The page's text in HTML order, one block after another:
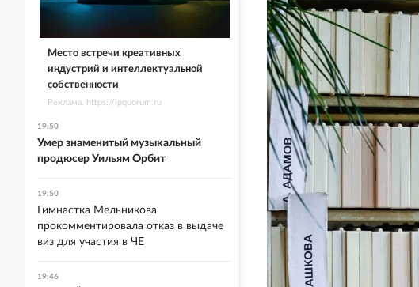
Место встречи креативных
индустрий и интеллектуальной
собственности
Реклама. https://ipquorum.ru
19:50
Умер знаменитый музыкальный
продюсер Уильям Орбит
19:50
Гимнастка Мельникова
прокомментировала отказ в выдаче
виз для участия в ЧЕ
19:46